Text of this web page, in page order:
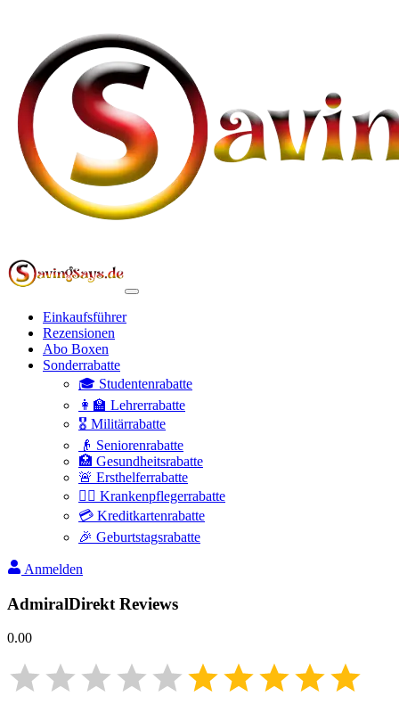
Einkaufsführer
Rezensionen
Abo Boxen
Sonderrabatte
🎓 Studentenrabatte
👩‍🏫 Lehrerrabatte
🎖️ Militärrabatte
👴 Seniorenrabatte
🏥 Gesundheitsrabatte
🚨 Ersthelferrabatte
👩‍⚕️ Krankenpflegerrabatte
💳 Kreditkartenrabatte
🎉 Geburtstagsrabatte
Anmelden
AdmiralDirekt Reviews
0.00